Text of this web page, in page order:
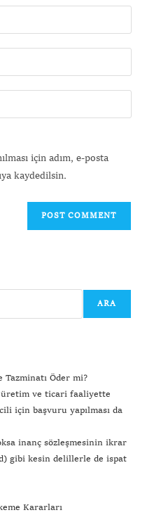
için adım, e-posta
kaydedilsin.
ARA
Öder mi?
üretim ve ticari faaliyette
için başvuru yapılması da
inanç sözleşmesinin ikrar
gibi kesin delillerle de ispat
Kararları